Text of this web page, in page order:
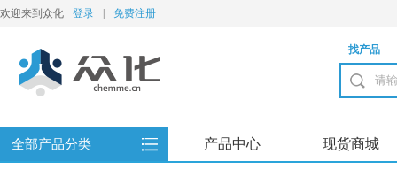
欢迎来到众化 登录 免费注册
找产品
全部产品分类 产品中心 现货商城